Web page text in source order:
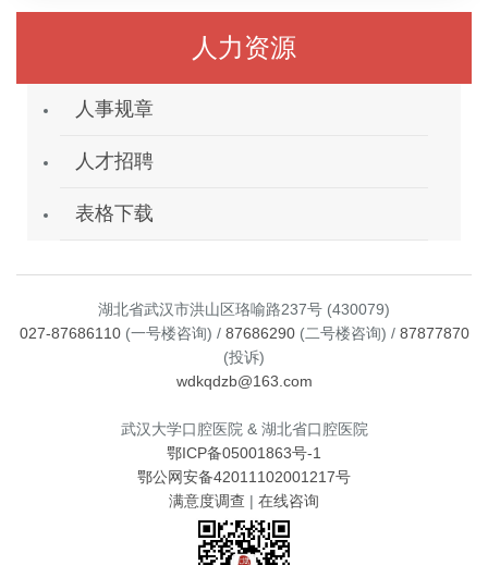
人力资源
人事规章
人才招聘
表格下载
湖北省武汉市洪山区珞喻路237号 (430079)
027-87686110(一号楼咨询) / 87686290(二号楼咨询) / 87877870
(投诉)
wdkqdzb@163.com
武汉大学口腔医院 & 湖北省口腔医院
鄂ICP备05001863号-1
鄂公网安备42011102001217号
满意度调查 | 在线咨询